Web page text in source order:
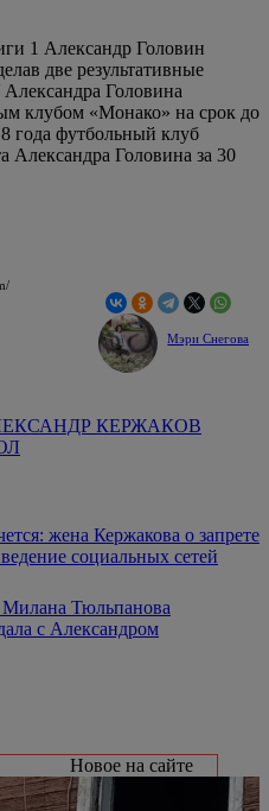
1 Александр Головин
две результативные
Головина
клубом «Монако» на срок до
года футбольный клуб
Александра Головина за 30
Мэри Снегова
КЕРЖАКОВ
жена Кержакова о запрете
социальных сетей
Милана Тюльпанова
с Александром
Новое на сайте